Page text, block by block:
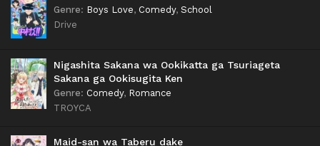
Genre: Boys Love, Comedy, School
Drive
Nigashita Sakana wa Ookikatta ga Tsuriageta
Sakana ga Ookisugita Ken
Genre: Comedy, Romance
TROYCA
Maid-san wa Taberu dake